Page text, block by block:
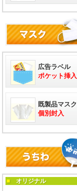
広告ラベル
ポケット挿入
既製品マスク
個別封入
■オリジナル